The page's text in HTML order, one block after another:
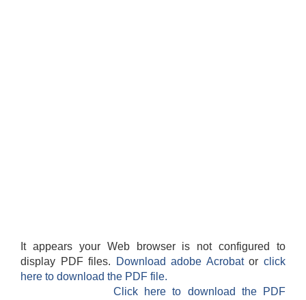
It appears your Web browser is not configured to
display PDF files.
Download adobe Acrobatorclick
here to download the PDF file.
Click here to download the PDF